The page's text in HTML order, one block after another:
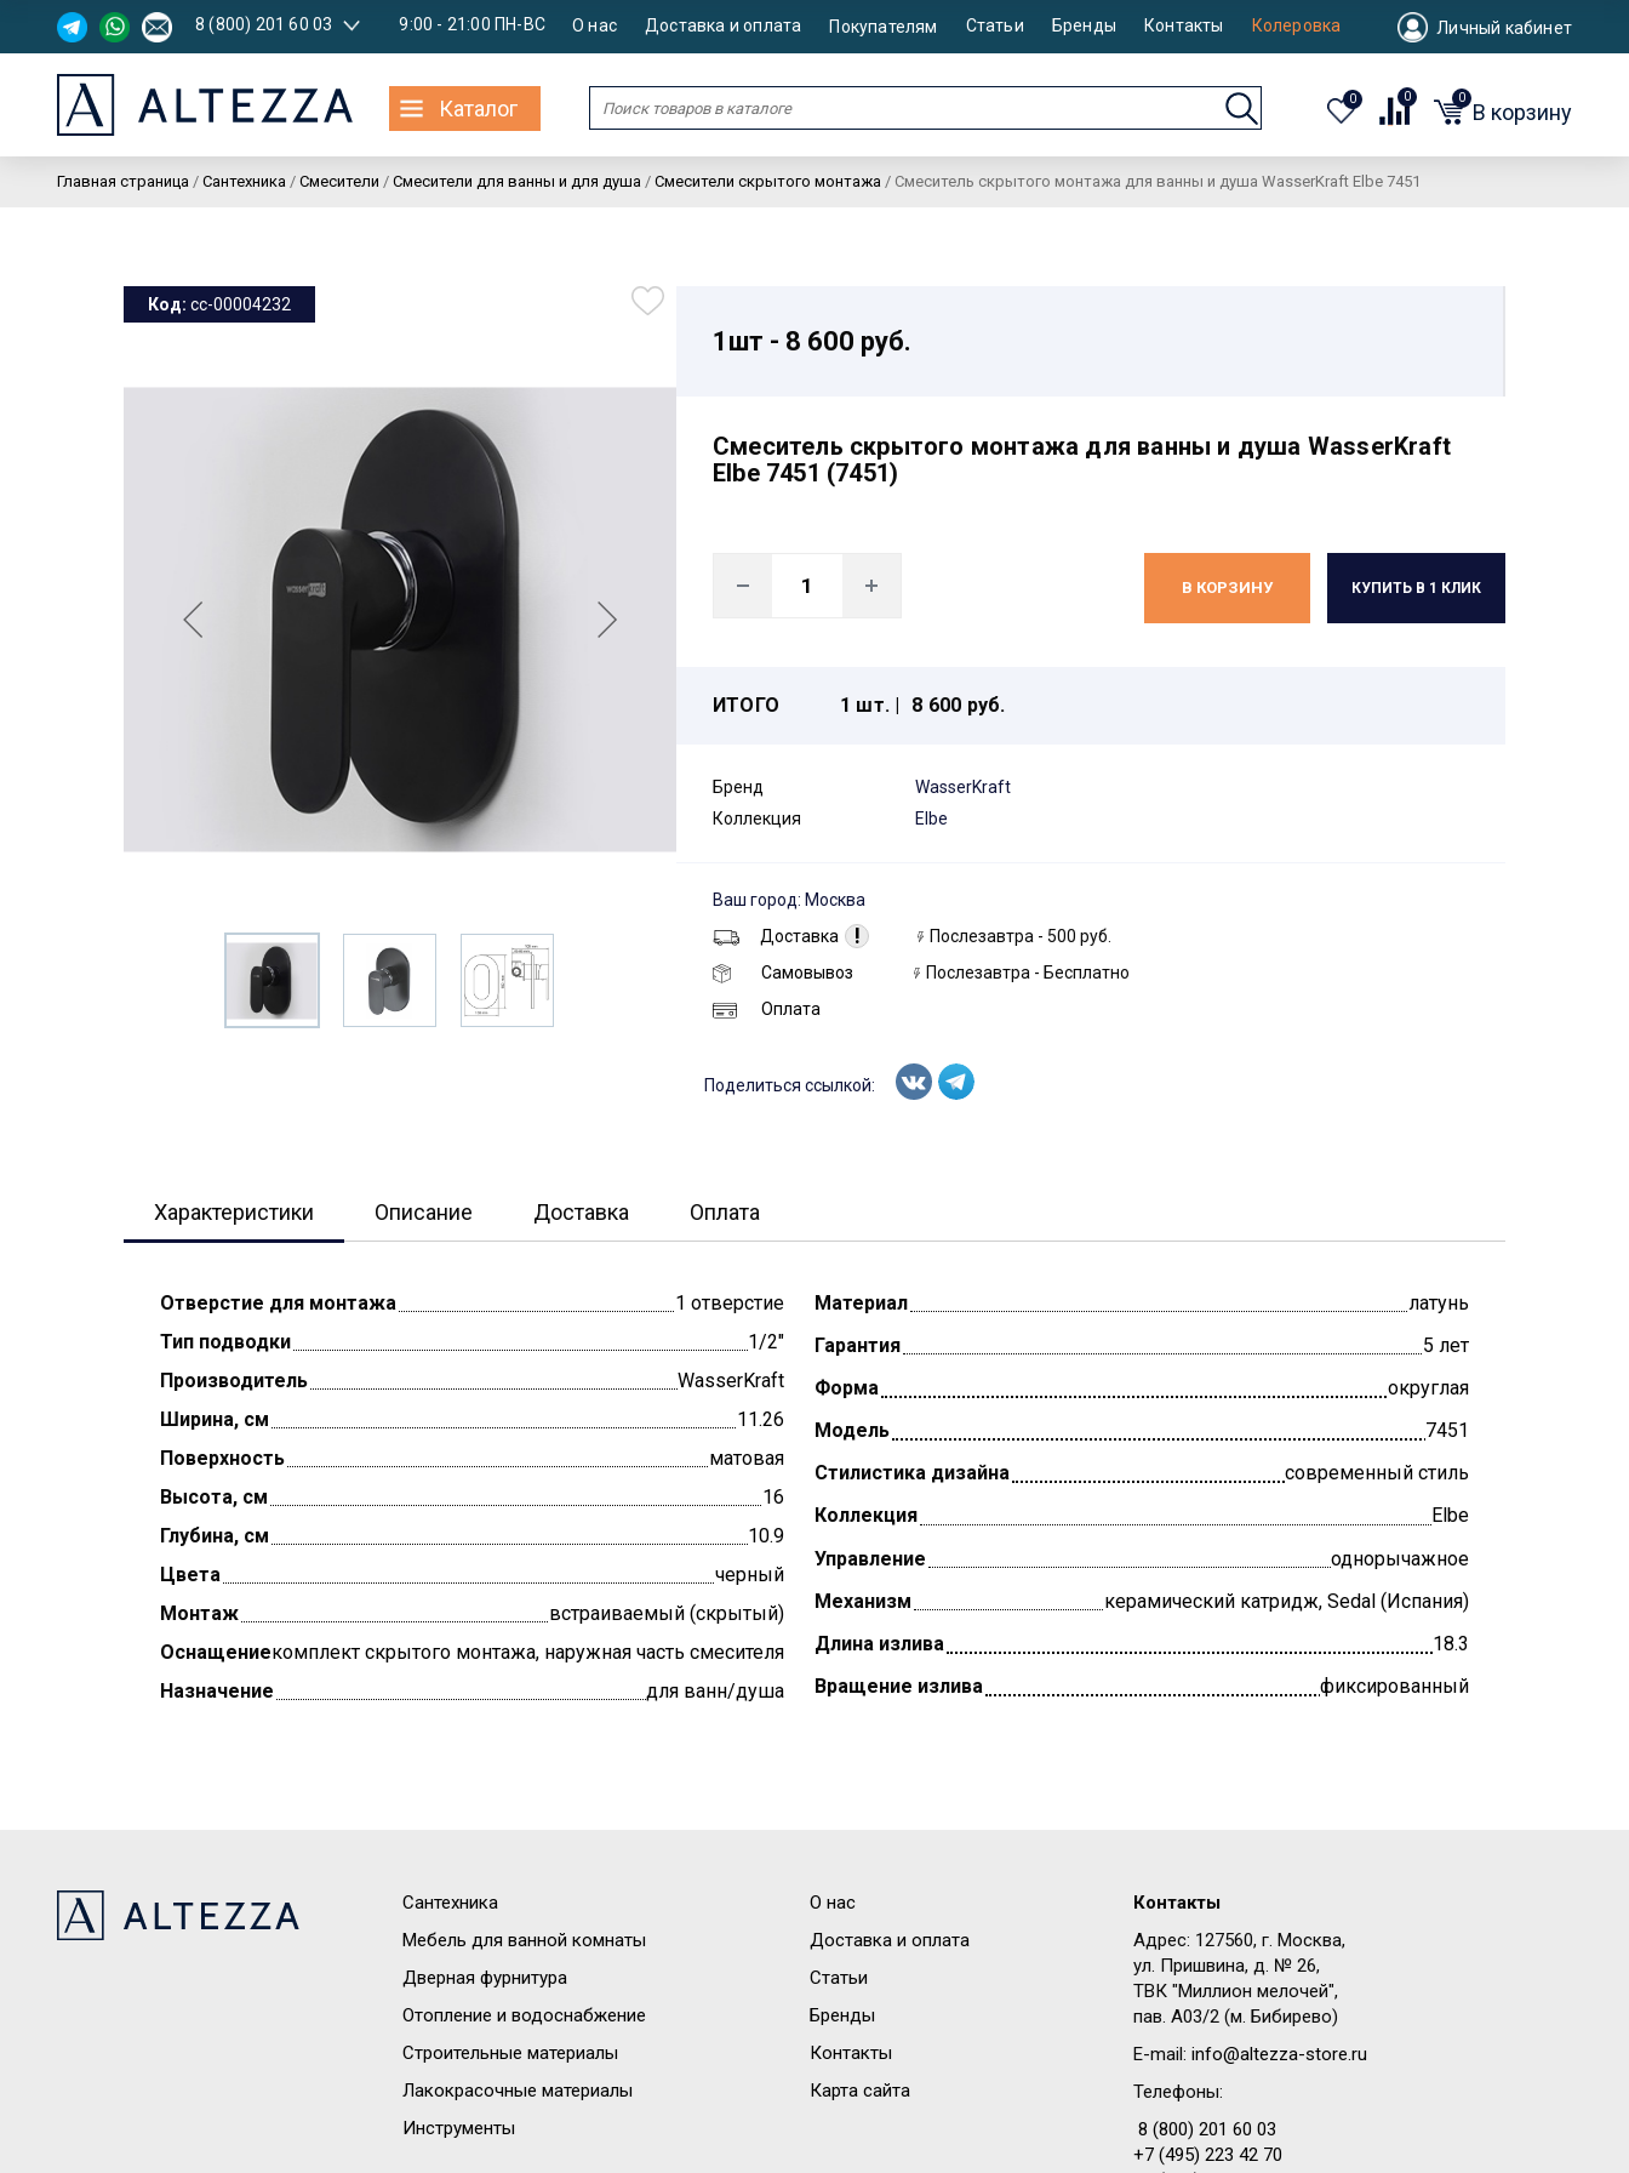
8 (800) 201 60 03 9:00 - 21:00 ПН-ВС О нас Доставка и оплата Покупателям Статьи Бренды Контакты Колеровка Личный кабинет
Каталог 0 0 0
В корзину
Главная страница / Сантехника / Смесители / Смесители для ванны и для душа / Смесители скрытого монтажа / Смеситель скрытого монтажа для ванны и душа WasserKraft Elbe 7451
Код: cc-00004232
1шт - 8 600 руб.
Смеситель скрытого монтажа для ванны и душа WasserKraft
Elbe 7451 (7451)
В КОРЗИНУ КУПИТЬ В 1 КЛИК
ИТОГО 1 шт. | 8 600 руб.
Бренд
WasserKraft
Коллекция
Elbe
Ваш город: Москва
Доставка
!
Послезавтра - 500 руб.
Самовывоз
Послезавтра - Бесплатно
Оплата
Поделиться ссылкой:
Характеристики Описание Доставка Оплата
Отверстие для монтажа
1 отверстие
Тип подводки
1/2"
Производитель
WasserKraft
Ширина, см
11.26
Поверхность
матовая
Высота, см
16
Глубина, см
10.9
Цвета
черный
Монтаж
встраиваемый (скрытый)
Оснащениекомплект скрытого монтажа, наружная часть смесителя
Назначение
для ванн/душа
Материал
латунь
Гарантия
5 лет
Форма
округлая
Модель
7451
Стилистика дизайна
современный стиль
Коллекция
Elbe
Управление
однорычажное
Механизм
керамический катридж, Sedal (Испания)
Длина излива
18.3
Вращение излива
фиксированный
Сантехника
Мебель для ванной комнаты
Дверная фурнитура
Отопление и водоснабжение
Строительные материалы
Лакокрасочные материалы
Инструменты
О нас
Доставка и оплата
Статьи
Бренды
Контакты
Карта сайта
Контакты
Адрес: 127560, г. Москва,
ул. Пришвина, д. № 26,
ТВК "Миллион мелочей",
пав. A03/2 (м. Бибирево)
E-mail: info@altezza-store.ru
Телефоны:
8 (800) 201 60 03
+7 (495) 223 42 70